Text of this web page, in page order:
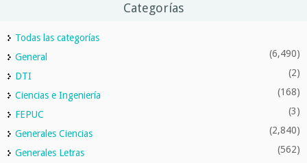
Categorías
Todas las categorías
General
(6,490)
DTI (2)
Ciencias e Ingeniería (168)
FEPUC (3)
Generales Ciencias (2,840)
Generales Letras (562)